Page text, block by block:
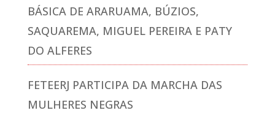
BÁSICA DE ARARUAMA, BÚZIOS,
SAQUAREMA, MIGUEL PEREIRA E PATY
DO ALFERES
FETEERJ PARTICIPA DA MARCHA DAS
MULHERES NEGRAS